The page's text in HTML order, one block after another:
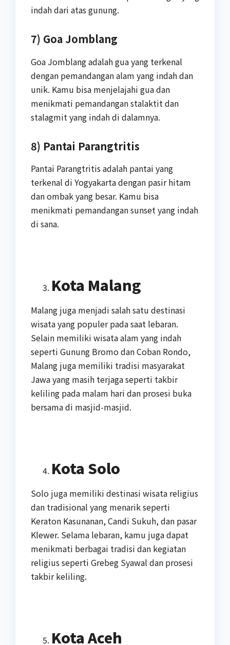
indah dari atas gunung.
7) Goa Jomblang
Goa Jomblang adalah gua yang terkenal
dengan pemandangan alam yang indah dan
unik. Kamu bisa menjelajahi gua dan
menikmati pemandangan stalaktit dan
stalagmit yang indah di dalamnya.
8) Pantai Parangtritis
Pantai Parangtritis adalah pantai yang
terkenal di Yogyakarta dengan pasir hitam
dan ombak yang besar. Kamu bisa
menikmati pemandangan sunset yang indah
di sana.
Kota Malang
Malang juga menjadi salah satu destinasi
wisata yang populer pada saat lebaran.
Selain memiliki wisata alam yang indah
seperti Gunung Bromo dan Coban Rondo,
Malang juga memiliki tradisi masyarakat
Jawa yang masih terjaga seperti takbir
keliling pada malam hari dan prosesi buka
bersama di masjid-masjid.
Kota Solo
Solo juga memiliki destinasi wisata religius
dan tradisional yang menarik seperti
Keraton Kasunanan, Candi Sukuh, dan pasar
Klewer. Selama lebaran, kamu juga dapat
menikmati berbagai tradisi dan kegiatan
religius seperti Grebeg Syawal dan prosesi
takbir keliling.
Kota Aceh